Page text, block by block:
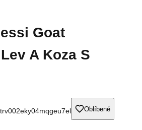
Goat
A Koza S
Oblíbené